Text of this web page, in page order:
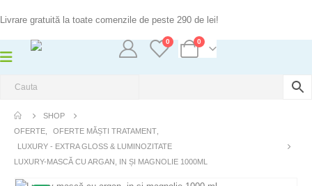
Livrare gratuită la toate comenzile de peste 290 de lei!
0 0
SHOP
OFERTE
OFERTE MĂȘTI TRATAMENT
LUXURY - EXTRA GLOSS & LUMINOZITATE
LUXURY-MASCĂ CU ARGAN, IN ȘI MAGNOLIE 1000ML